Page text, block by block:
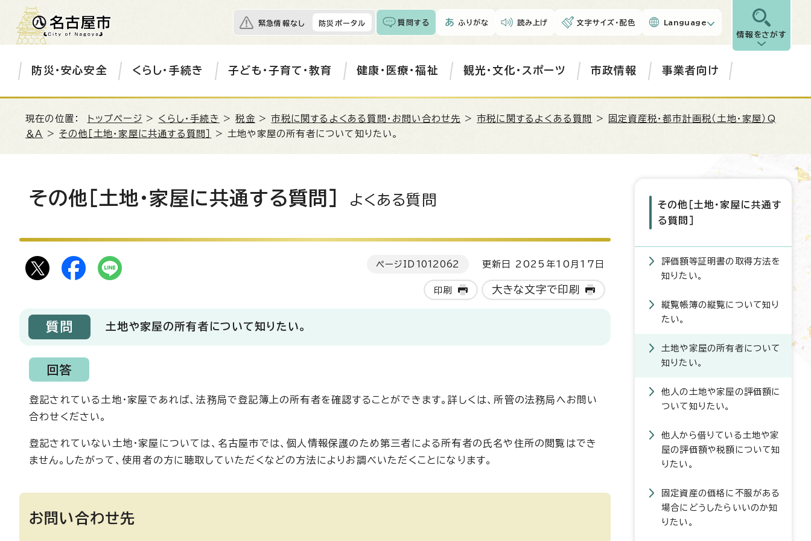
緊急情報なし 防災ポータル 質問する ふりがな 読み上げ 文字サイズ・配色 Language
情報をさがす
防災・安心安全 くらし・手続き 子ども・子育て・教育 健康・医療・福祉 観光・文化・スポーツ 市政情報 事業者向け
現在の位置： トップページ > くらし・手続き >税金 >市税に関するよくある質問・お問い合わせ先 >市税に関するよくある質問 >
固定資産税・都市計画税（土地・家屋）Q
＆A
>その他［土地・家屋に共通する質問］ > 土地や家屋の所有者について知りたい。
その他［土地・家屋に共通する質問］ よくある質問
ページID 1012062 更新日 2025年10月17日
印刷 大きな文字で印刷
質問 土地や家屋の所有者について知りたい。
回答
登記されている土地・家屋であれば、法務局で登記簿上の所有者を確認することができます。詳しくは、所管の法務局へお問い
合わせください。
登記されていない土地・家屋については、名古屋市では、個人情報保護のため第三者による所有者の氏名や住所の閲覧はでき
ません。したがって、使用者の方に聴取していただくなどの方法によりお調べいただくことになります。
お問い合わせ先
その他［土地・家屋に共通す
る質問］
評価額等証明書の取得方法を
知りたい。
縦覧帳簿の縦覧について知り
たい。
土地や家屋の所有者について
知りたい。
他人の土地や家屋の評価額に
ついて知りたい。
他人から借りている土地や家
屋の評価額や税額について知
りたい。
固定資産の価格に不服がある
場合にどうしたらいいのか知
りたい。